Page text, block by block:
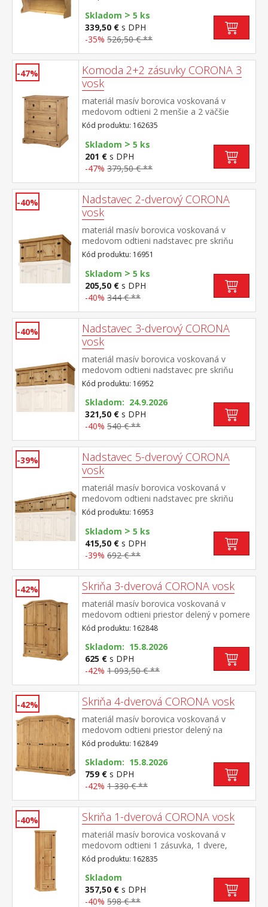
doplnok ku komode CORONA 1639 alebo
1632 súčasť zostavy Corona
Skladom > 5 ks
339,50 € s DPH
-35% 526,50 € **
-47%
Komoda 2+2 zásuvky CORONA 3
vosk
materiál masív borovica voskovaná v
medovom odtieni 2 menšie a 2 väčšie
zásuvky, kovové ozdobné úchytky súčasť
zostavy Corona 3
Kód produktu: 162635
Skladom > 5 ks
201 € s DPH
-47% 379,50 € **
-40%
Nadstavec 2-dverový CORONA
vosk
materiál masív borovica voskovaná v
medovom odtieni nadstavec pre skriňu
162820 súčasť zostavy Corona
Kód produktu: 16951
Skladom > 5 ks
205,50 € s DPH
-40% 344 € **
-40%
Nadstavec 3-dverový CORONA
vosk
materiál masív borovica voskovaná v
medovom odtieni nadstavec pre skriňu
162818 súčasť zostavy Corona
Kód produktu: 16952
Skladom: 24.9.2026
321,50 € s DPH
-40% 540 € **
-39%
Nadstavec 5-dverový CORONA
vosk
materiál masív borovica voskovaná v
medovom odtieni nadstavec pre skriňu
162819 súčasť zostavy Corona
Kód produktu: 16953
Skladom > 5 ks
415,50 € s DPH
-39% 692 € **
-42% Skriňa 3-dverová CORONA vosk
materiál masív borovica voskovaná v
medovom odtieni priestor delený v pomere
2:1 širšia časť šatníková tyč a polica na
klobúky, v spodnej časti široká
zásuvka užšia časť 3 police z toho 2
variabilné kovové ozdobné úchytky súčasť
zostavy Corona
Kód produktu: 162848
Skladom: 15.8.2026
625 € s DPH
-42% 1 093,50 € **
-42% Skriňa 4-dverová CORONA vosk
materiál masív borovica voskovaná v
medovom odtieni priestor delený na
polovice v ľavej časti šatníková tyč a polica
na klobúky v pravej časti vľavo šatníková
tyč a polica na klobúky, vpravo 3 police z
toho 2 variabilné kovové ozdobné
úchytky súčasť zostavy Corona
Kód produktu: 162849
Skladom: 15.8.2026
759 € s DPH
-42% 1 330 € **
-40% Skriňa 1-dverová CORONA vosk
materiál masív borovica voskovaná v
medovom odtieni 1 zásuvka, 1 dvere,
kovové ozdobné úchytky 3 police z toho 2
variabilné súčasť zostavy Corona
Kód produktu: 162835
Skladom
357,50 € s DPH
-40% 598 € **